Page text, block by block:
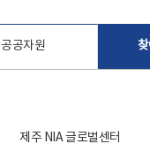
공공자원
제주 NIA 글로벌센터